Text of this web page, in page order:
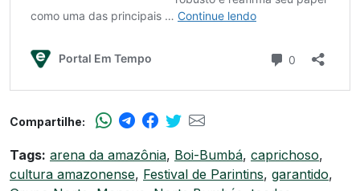
Compartilhe:
Tags: arena da amazônia, Boi-Bumbá, caprichoso,
cultura amazonense, Festival de Parintins, garantido,